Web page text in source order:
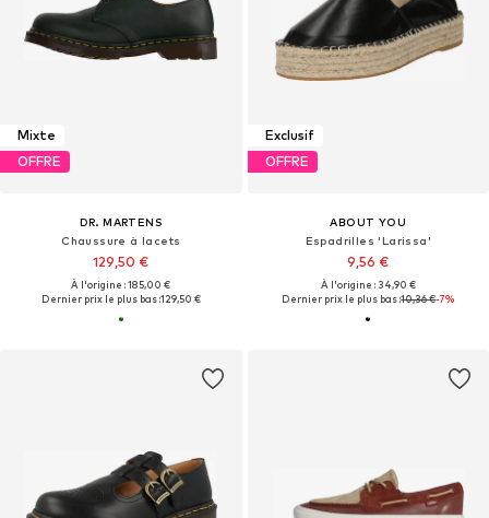
Mixte
OFFRE
DR. MARTENS
Chaussure à lacets
129,50 €
À l'origine : 185,00 €
Dernier prix le plus bas :129,50 €
Exclusif
OFFRE
ABOUT YOU
Espadrilles 'Larissa'
9,56 €
À l'origine : 34,90 €
Dernier prix le plus bas :10,36 €-7%